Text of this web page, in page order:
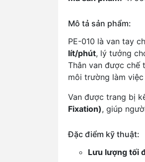
Mô tả sản phẩm:
PE-010 là van tay
lít/phút, lý tưởng
Thân van được chế
môi trường làm việc
Van được trang bị
Fixation), giúp
Đặc điểm kỹ thuật:
Lưu lượng tối